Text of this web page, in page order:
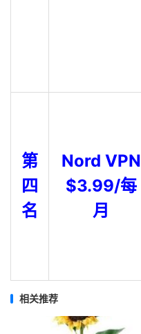
第
四
名
Nord VPN
$3.99/每
月
相关推荐